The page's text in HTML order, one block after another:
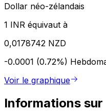
Dollar néo-zélandais
1 INR équivaut à
0,0178742 NZD
-0.0001 (0.72%)
Voir le graphique
Informations sur